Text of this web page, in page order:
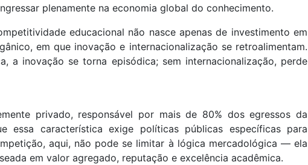
plenamente na economia global do conhecimento.
educacional não nasce apenas de investimento em
em que inovação e internacionalização se retroalimentam.
a inovação se torna episódica; sem internacionalização, perde
privado, responsável por mais de 80% dos egressos da
essa característica exige políticas públicas específicas para
aqui, não pode se limitar à lógica mercadológica — ela
em valor agregado, reputação e excelência acadêmica.